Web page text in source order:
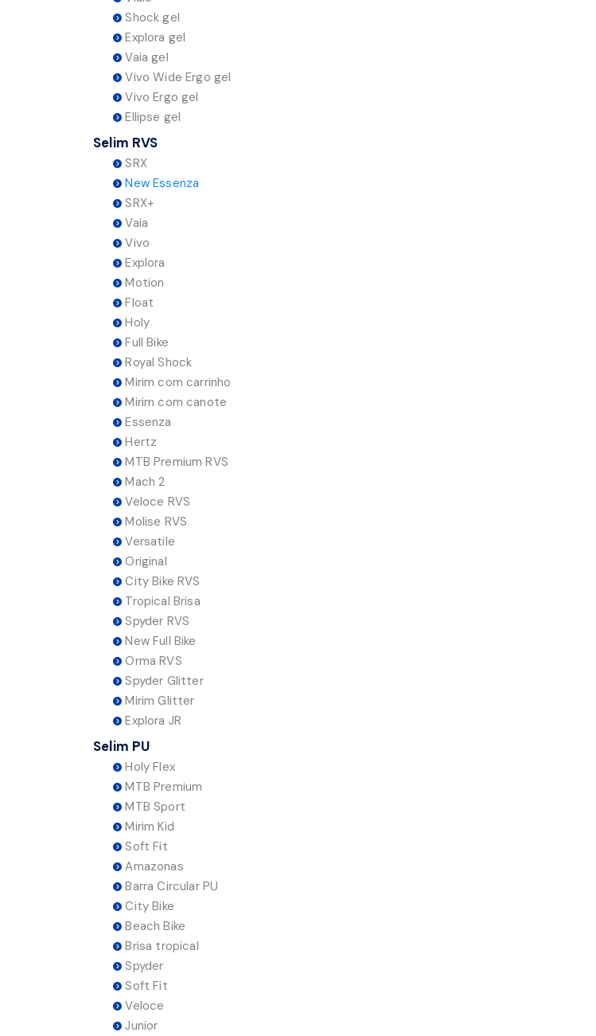
Shock gel
Explora gel
Vaia gel
Vivo Wide Ergo gel
Vivo Ergo gel
Ellipse gel
Selim RVS
SRX
New Essenza
SRX+
Vaia
Vivo
Explora
Motion
Float
Holy
Full Bike
Royal Shock
Mirim com carrinho
Mirim com canote
Essenza
Hertz
MTB Premium RVS
Mach 2
Veloce RVS
Molise RVS
Versatile
Original
City Bike RVS
Tropical Brisa
Spyder RVS
New Full Bike
Orma RVS
Spyder Glitter
Mirim Glitter
Explora JR
Selim PU
Holy Flex
MTB Premium
MTB Sport
Mirim Kid
Soft Fit
Amazonas
Barra Circular PU
City Bike
Beach Bike
Brisa tropical
Spyder
Soft Fit
Veloce
Junior